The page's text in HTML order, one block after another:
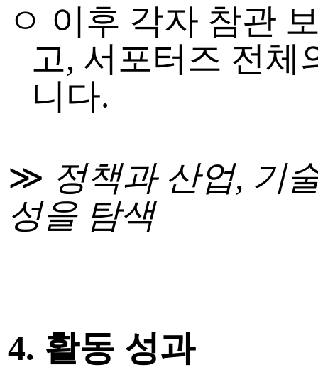
ㅇ 이후 각자 참관
고, 서포터즈 전체
니다.
≫ 정책과 산업, 기
성을 탐색
4. 활동 성과